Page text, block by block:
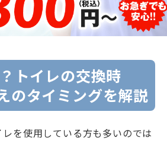
トイレの交換時
のタイミングを解説
を使用している方も多いのでは